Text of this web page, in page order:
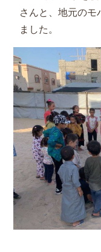
さんと、地元のモ
ました。